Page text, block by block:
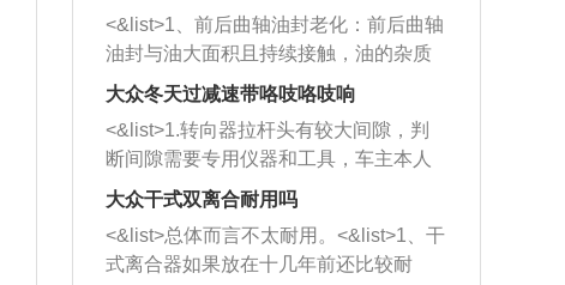
西取出来。但如果是因为积碳过多引起
的堵塞，就需要将三元催化器泡在草酸
洗剂对堵塞的情况得到解决，将清洗剂
放在燃油箱中，与燃油混合后，车辆启
动时，就可以和汽油一起进入到燃烧
室，最后形成废气排出，就可以让三元
催化器得到清洗，排气管堵塞的情况就
能够得到解决。
一圈半的练习，往右同样也要打相同的
圈数。 <&list>3、最后强调要反复练
习，这样就可以形成肌肉记忆，在真实
驾驶车辆时，不需要记忆也能打好方
向。
<&list>1、前后曲轴油封老化：前后曲轴
油封与油大面积且持续接触，油的杂质
和发动机内持续温度变化使其密封效果
逐渐减弱，导致渗油或漏油。<&list>2、
活塞间隙过大：积碳会使活塞环与缸体
的间隙扩大，导致机油流入燃烧室中，
造成烧机油。<&list>3、机油粘度。使用
机油粘度过小的话，同样会有烧机油现
象，机油粘度过小具有很好的流动性，
大众冬天过减速带咯吱咯吱响
<&list>1.转向器拉杆头有较大间隙，判
断间隙需要专用仪器和工具，车主本人
无法制作，需要将车辆送到修理厂或4s
店；<&list>2.车辆半轴套管防尘罩破
裂，破裂后会出现漏油现象，使半轴磨
损严重，磨损的半轴容易损坏，产生异
大众干式双离合耐用吗
<&list>总体而言不太耐用。<&list>1、干
式离合器如果放在十几年前还比较耐